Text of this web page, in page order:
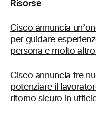
Risorse
Cisco annuncia
per guidare
persona e molto
Cisco annuncia tre
potenziare il
ritorno sicuro in